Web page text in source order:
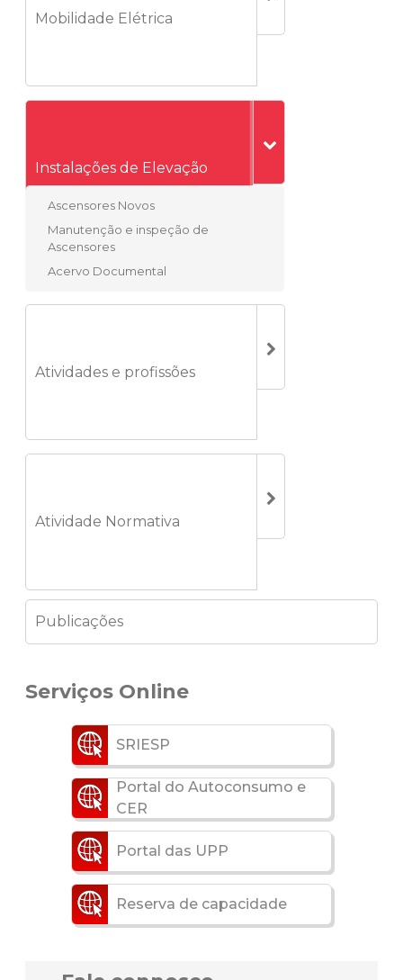
Mobilidade Elétrica
Instalações de Elevação
Ascensores Novos
Manutenção e inspeção de
Ascensores
Acervo Documental
Atividades e profissões
Atividade Normativa
Publicações
Serviços Online
SRIESP
Portal do Autoconsumo e
CER
Portal das UPP
Reserva de capacidade